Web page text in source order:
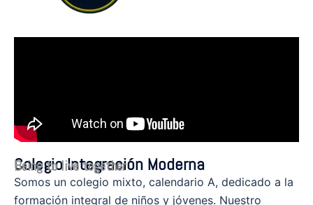
Colegio Integración Moderna
Being to live together
Somos un colegio mixto, calendario A, dedicado a la
formación integral de niños y jóvenes. Nuestro